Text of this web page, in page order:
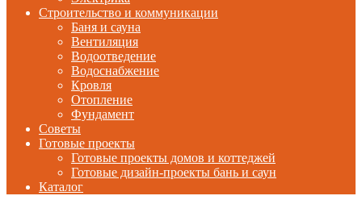
Строительство и коммуникации
Баня и сауна
Вентиляция
Водоотведение
Водоснабжение
Кровля
Отопление
Фундамент
Советы
Готовые проекты
Готовые проекты домов и коттеджей
Готовые дизайн-проекты бань и саун
Каталог